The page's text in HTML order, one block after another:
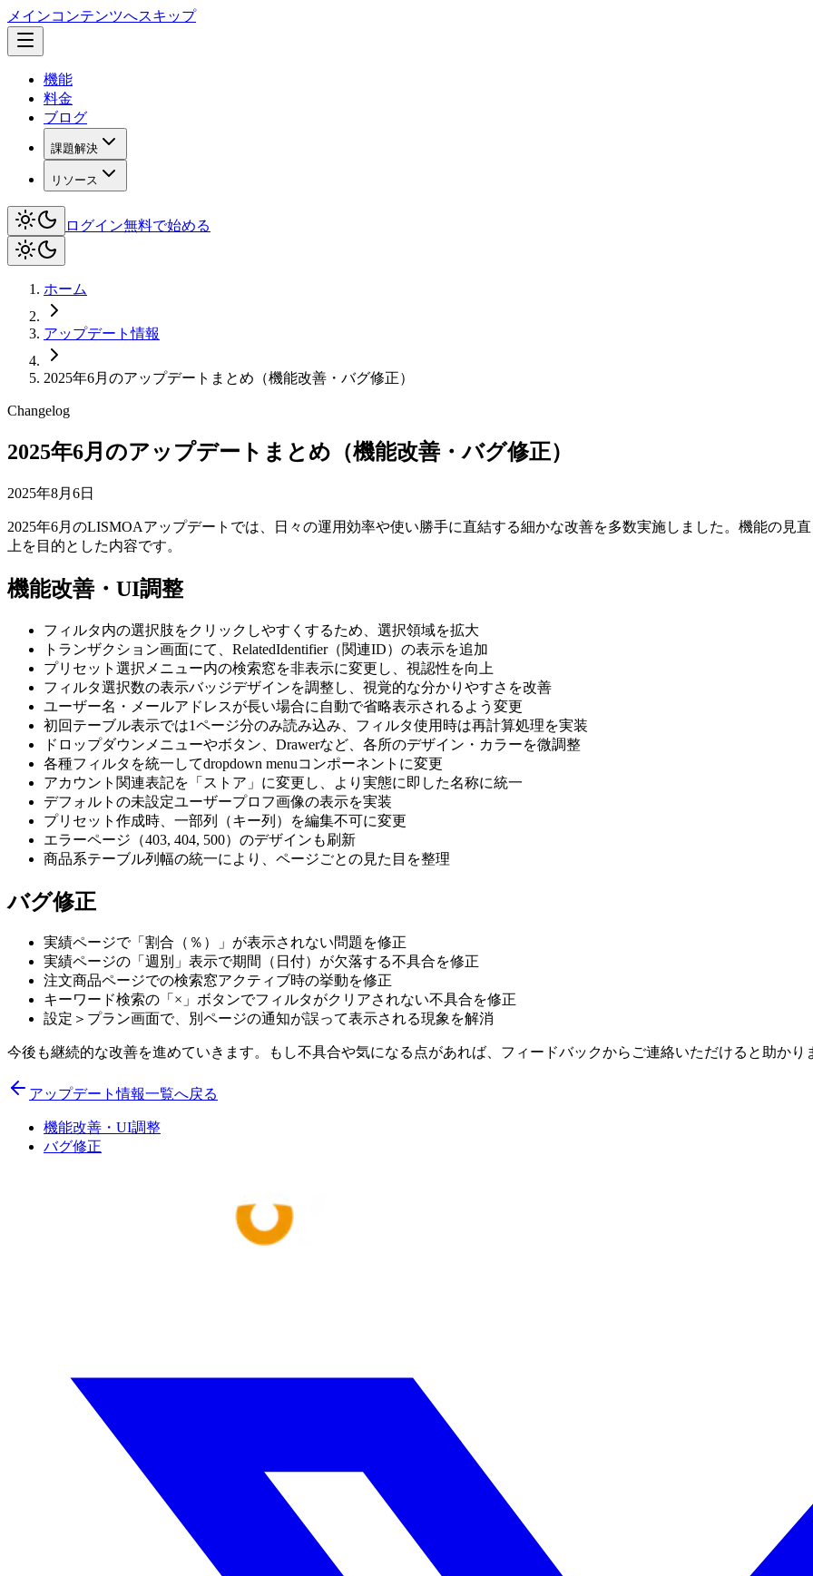
メインコンテンツへスキップ
機能
料金
ブログ
課題解決
リソース
ログイン無料で始める
ホーム
アップデート情報
2025年6月のアップデートまとめ（機能改善・バグ修正）
Changelog
2025年6月のアップデートまとめ（機能改善・バグ修正）
2025年8月6日
2025年6月のLISMOAアップデートでは、日々の運用効率や使い勝手に直結する細かな改善を多数実施しました。機能の見
上を目的とした内容です。
機能改善・UI調整
フィルタ内の選択肢をクリックしやすくするため、選択領域を拡大
トランザクション画面にて、RelatedIdentifier（関連ID）の表示を追加
プリセット選択メニュー内の検索窓を非表示に変更し、視認性を向上
フィルタ選択数の表示バッジデザインを調整し、視覚的な分かりやすさを改善
ユーザー名・メールアドレスが長い場合に自動で省略表示されるよう変更
初回テーブル表示では1ページ分のみ読み込み、フィルタ使用時は再計算処理を実装
ドロップダウンメニューやボタン、Drawerなど、各所のデザイン・カラーを微調整
各種フィルタを統一してdropdown menuコンポーネントに変更
アカウント関連表記を「ストア」に変更し、より実態に即した名称に統一
デフォルトの未設定ユーザープロフ画像の表示を実装
プリセット作成時、一部列（キー列）を編集不可に変更
エラーページ（403, 404, 500）のデザインも刷新
商品系テーブル列幅の統一により、ページごとの見た目を整理
バグ修正
実績ページで「割合（％）」が表示されない問題を修正
実績ページの「週別」表示で期間（日付）が欠落する不具合を修正
注文商品ページでの検索窓アクティブ時の挙動を修正
キーワード検索の「×」ボタンでフィルタがクリアされない不具合を修正
設定＞プラン画面で、別ページの通知が誤って表示される現象を解消
今後も継続的な改善を進めていきます。もし不具合や気になる点があれば、フィードバックからご連絡いただけると助かり
アップデート情報一覧へ戻る
機能改善・UI調整
バグ修正